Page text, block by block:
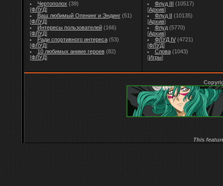
Чертополох (39)
[ФЛУД]
Ваш любимый Опенинг и Эндинг (51)
[ФЛУД]
Интересы пользователей (166)
[ФЛУД]
Ради спортивного интереса (53)
[ФЛУД]
10 любимых аниме героев (82)
[ФЛУД]
Флуд III (10517)
[Архив]
Флуд II (10135)
[Архив]
Флуд (5770)
[Архив]
ФЛУД IV (4721)
[ФЛУД]
Слова (1043)
[Игры]
This